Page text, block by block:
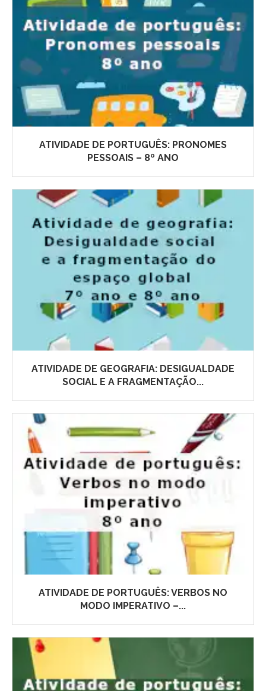
ATIVIDADE DE PORTUGUÊS: PRONOMES
PESSOAIS – 8º ANO
ATIVIDADE DE GEOGRAFIA: DESIGUALDADE
SOCIAL E A FRAGMENTAÇÃO...
ATIVIDADE DE PORTUGUÊS: VERBOS NO
MODO IMPERATIVO –...